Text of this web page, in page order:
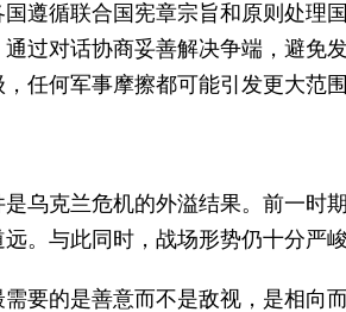
遵循联合国宪章宗旨和原则处理
过对话协商妥善解决争端，避免
任何军事摩擦都可能引发更大范
乌克兰危机的外溢结果。前一时
。与此同时，战场形势仍十分严
要的是善意而不是敌视，是相向